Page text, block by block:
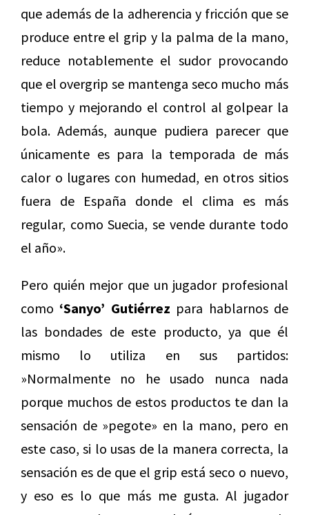
que además de la adherencia y fricción que se
produce entre el grip y la palma de la mano,
reduce notablemente el sudor provocando
que el overgrip se mantenga seco mucho más
tiempo y mejorando el control al golpear la
bola. Además, aunque pudiera parecer que
únicamente es para la temporada de más
calor o lugares con humedad, en otros sitios
fuera de España donde el clima es más
regular, como Suecia, se vende durante todo
el año».
Pero quién mejor que un jugador profesional
como ‘Sanyo’ Gutiérrez para hablarnos de
las bondades de este producto, ya que él
mismo lo utiliza en sus partidos:
»Normalmente no he usado nunca nada
porque muchos de estos productos te dan la
sensación de »pegote» en la mano, pero en
este caso, si lo usas de la manera correcta, la
sensación es de que el grip está seco o nuevo,
y eso es lo que más me gusta. Al jugador